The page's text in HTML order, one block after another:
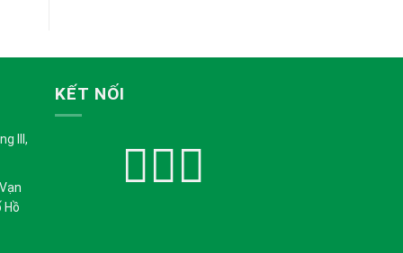
III,
Hồ
KẾT NỐI